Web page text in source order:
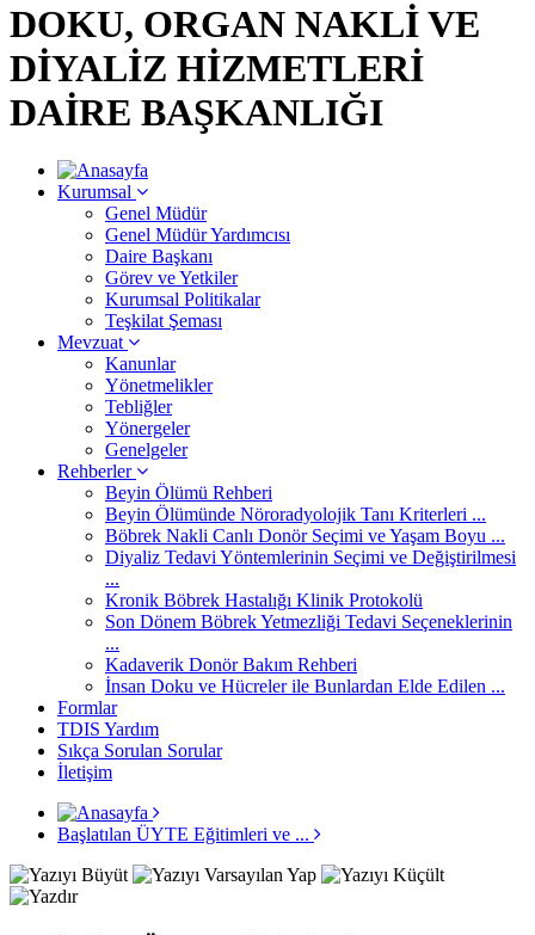
DOKU, ORGAN NAKLİ VE
DİYALİZ HİZMETLERİ
DAİRE BAŞKANLIĞI
Kurumsal
Genel Müdür
Genel Müdür Yardımcısı
Daire Başkanı
Görev ve Yetkiler
Kurumsal Politikalar
Teşkilat Şeması
Mevzuat
Kanunlar
Yönetmelikler
Tebliğler
Yönergeler
Genelgeler
Rehberler
Beyin Ölümü Rehberi
Beyin Ölümünde Nöroradyolojik Tanı Kriterleri ...
Böbrek Nakli Canlı Donör Seçimi ve Yaşam Boyu ...
Diyaliz Tedavi Yöntemlerinin Seçimi ve Değiştirilmesi
...
Kronik Böbrek Hastalığı Klinik Protokolü
Son Dönem Böbrek Yetmezliği Tedavi Seçeneklerinin
...
Kadaverik Donör Bakım Rehberi
İnsan Doku ve Hücreler ile Bunlardan Elde Edilen ...
Formlar
TDIS Yardım
Sıkça Sorulan Sorular
İletişim
Başlatılan ÜYTE Eğitimleri ve ...